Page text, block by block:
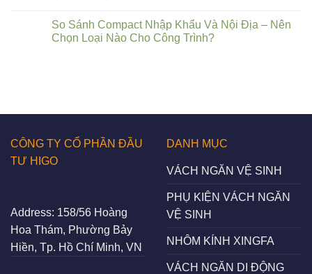
So Sánh Compact Nhập Khẩu Và Nội Địa – Nên
Chọn Loại Nào Cho Công Trình?
CÔNG TY CỔ PHẦN ĐẦU
TƯ HIGO
Address: 158/56 Hoàng
Hoa Thám, Phường Bảy
Hiền, Tp. Hồ Chí Minh, VN
DANH MỤC
VÁCH NGĂN VỆ SINH
PHỤ KIỆN VÁCH NGĂN
VỆ SINH
NHÔM KÍNH XINGFA
VÁCH NGĂN DI ĐỘNG